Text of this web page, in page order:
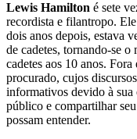
Lewis Hamilton é sete
recordista e filantropo.
dois anos depois, estava
de cadetes, tornando-se
cadetes aos 10 anos.
procurado, cujos
informativos devido à sua
público e compartilhar
possam entender.